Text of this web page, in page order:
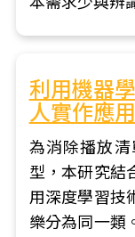
利用機器
人實作應用
為消除播放
型，本研究結
用深度學習技
樂分為同一類